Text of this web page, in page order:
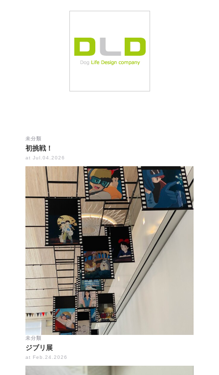
未分類
初挑戦！
at Jul.04.2026
未分類
ジブリ展
at Feb.24.2026